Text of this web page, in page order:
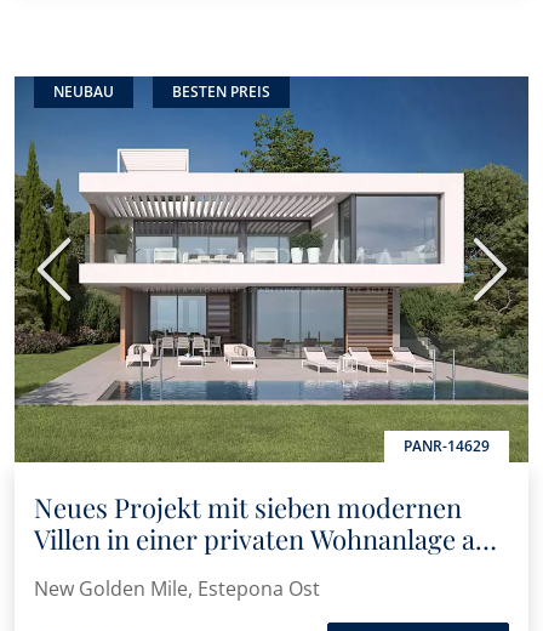
NEUBAU BESTEN PREIS
PANR-14629
Vorherige
Neues Projekt mit sieben modernen
Villen in einer privaten Wohnanlage an
der New Golden Mile
New Golden Mile, Estepona Ost